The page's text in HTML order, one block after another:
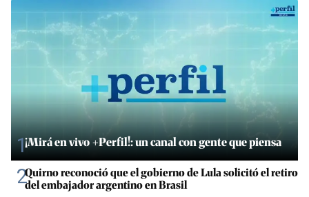
1¡Mirá en vivo +Perfil!: un canal con gente que piensa
2Quirno reconoció que el gobierno de Lula solicitó el retiro
del embajador argentino en Brasil